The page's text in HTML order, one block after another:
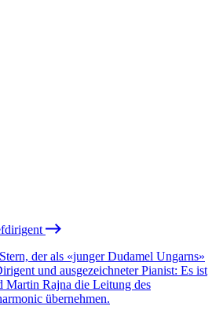
der als «junger Dudamel Ungarns»
und ausgezeichneter Pianist: Es ist
Rajna die Leitung des
übernehmen.